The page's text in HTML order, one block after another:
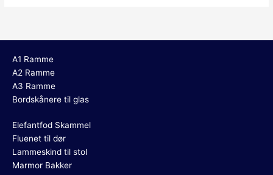
A1 Ramme
A2 Ramme
A3 Ramme
Bordskånere til glas
Elefantfod Skammel
Fluenet til dør
Lammeskind til stol
Marmor Bakker